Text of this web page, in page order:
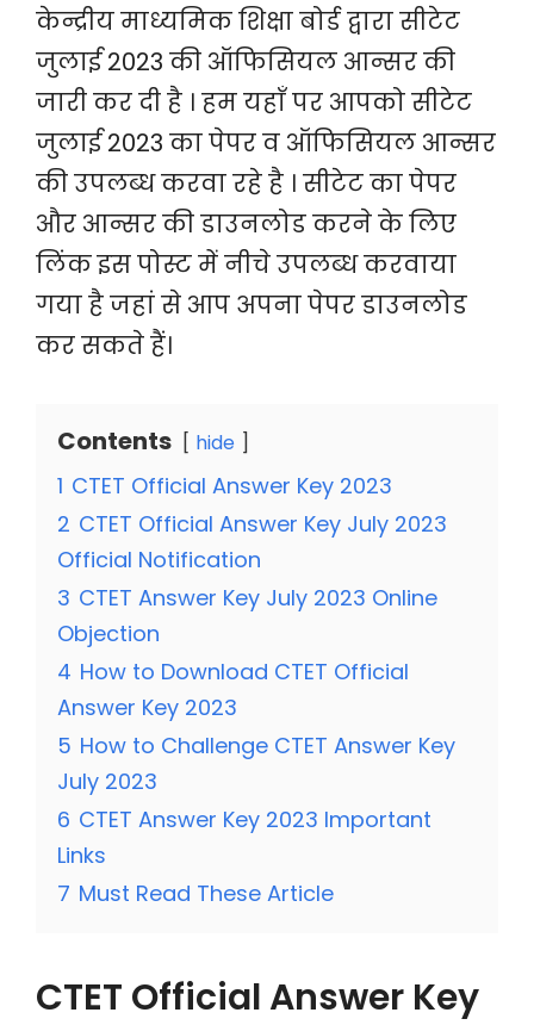
केन्द्रीय माध्यमिक शिक्षा बोर्ड द्वारा सीटेट
जुलाई 2023 की ऑफिसियल आन्सर की
जारी कर दी है । हम यहाँ पर आपको सीटेट
जुलाई 2023 का पेपर व ऑफिसियल आन्सर
की उपलब्ध करवा रहे है । सीटेट का पेपर
और आन्सर की डाउनलोड करने के लिए
लिंक इस पोस्ट में नीचे उपलब्ध करवाया
गया है जहां से आप अपना पेपर डाउनलोड
कर सकते हैं।
Contents hide
1 CTET Official Answer Key 2023
2 CTET Official Answer Key July 2023
Official Notification
3 CTET Answer Key July 2023 Online
Objection
4 How to Download CTET Official
Answer Key 2023
5 How to Challenge CTET Answer Key
July 2023
6 CTET Answer Key 2023 Important
Links
7 Must Read These Article
CTET Official Answer Key